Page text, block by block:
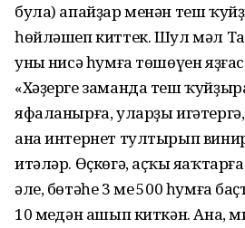
була) апайҙар менән теш
һөйләшеп киттек. Шул мәл
уның нисә һумға төшөүен
«Хәҙерге заманда теш
яфаланырға, уларҙы
ана интернет тултырып
итәләр. Өҫкөгә, аҫҡы
әле, бөтәһе 3 мең 500 һумға
10 меңдән ашып киткән. Ана,